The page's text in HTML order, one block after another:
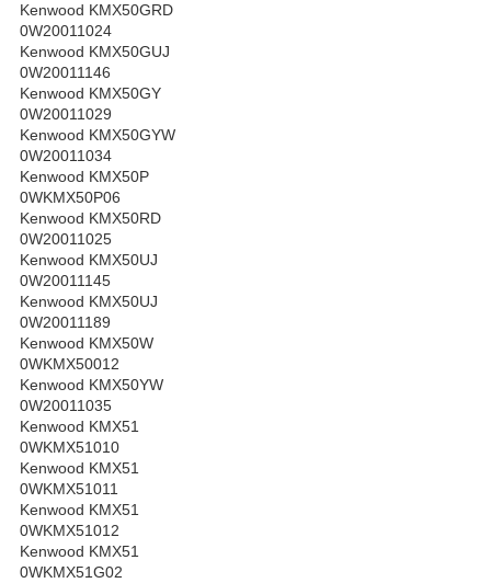
Kenwood KMX50GRD
0W20011024
Kenwood KMX50GUJ
0W20011146
Kenwood KMX50GY
0W20011029
Kenwood KMX50GYW
0W20011034
Kenwood KMX50P
0WKMX50P06
Kenwood KMX50RD
0W20011025
Kenwood KMX50UJ
0W20011145
Kenwood KMX50UJ
0W20011189
Kenwood KMX50W
0WKMX50012
Kenwood KMX50YW
0W20011035
Kenwood KMX51
0WKMX51010
Kenwood KMX51
0WKMX51011
Kenwood KMX51
0WKMX51012
Kenwood KMX51
0WKMX51G02